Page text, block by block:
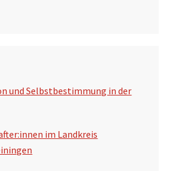
und Selbstbestimmung in der
im Landkreis